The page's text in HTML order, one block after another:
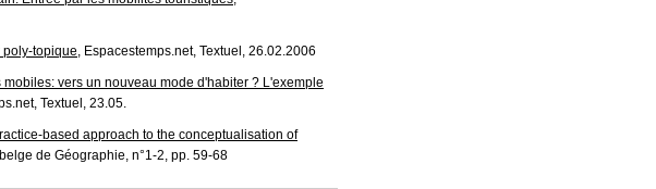
poly-topique, Espacestemps.net, Textuel, 26.02.2006
vers un nouveau mode d'habiter ? L'exemple
Textuel, 23.05.
based approach to the conceptualisation of
de Géographie, n°1-2, pp. 59-68